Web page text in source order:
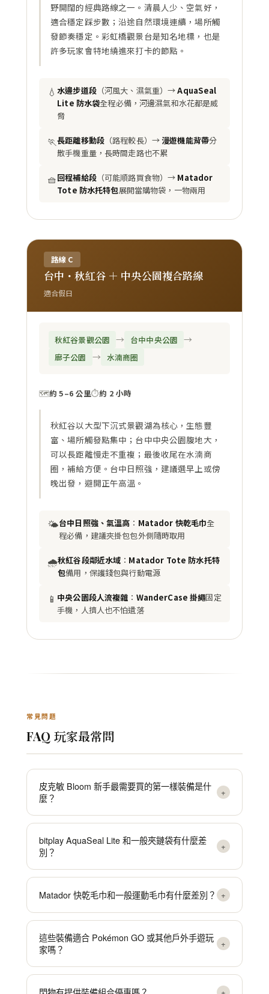
野開闊的經典路線之一。清晨人少、空氣好，
適合穩定踩步數；沿途自然環境連續，場所觸
發節奏穩定。彩虹橋觀景台是知名地標，也是
許多玩家會特地繞進來打卡的節點。
💧水邊步道段（河風大、濕氣重）→AquaSeal
Lite 防水袋全程必備，河邊濕氣和水花都是威
脅
🏃長距離移動段（路程較長）→ 漫遊機能背帶分
散手機重量，長時間走路也不累
🧺回程補給段（可能順路買食物）→ Matador
Tote 防水托特包展開當購物袋，一物兩用
路線 C
台中・秋紅谷 ＋ 中央公園複合路線
適合假日
秋紅谷景觀公園 → 台中中央公園 →
廍子公園 → 水湳商圈
🗺️約 5–6 公里⏱️約 2 小時
秋紅谷以大型下沉式景觀湖為核心，生態豐
富、場所觸發點集中；台中中央公園腹地大，
可以長距離慢走不重複；最後收尾在水湳商
圈，補給方便。台中日照強，建議選早上或傍
晚出發，避開正午高溫。
🌤️台中日照強、氣溫高 ： Matador 快乾毛巾全
程必備，建議夾掛包包外側隨時取用
🌧️秋紅谷段鄰近水域 ： Matador Tote 防水托特
包備用，保護錢包與行動電源
📱 中央公園段人流複雜 ： WanderCase 掛繩固定
手機，人擠人也不怕遺落
常見問題
FAQ 玩家最常問
皮克敏 Bloom 新手最需要買的第一樣裝備是什
麼？
+
bitplay AquaSeal Lite 和一般夾鏈袋有什麼差
別？
+
Matador 快乾毛巾和一般運動毛巾有什麼差別？ +
這些裝備適合 Pokémon GO 或其他戶外手遊玩
家嗎？
+